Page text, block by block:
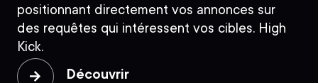
positionnant directement vos annonces sur
des requêtes qui intéressent vos cibles. High
Kick.
Découvrir